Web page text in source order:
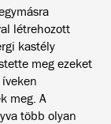
létrehozott
kastély
meg ezeket
meg. A
több olyan